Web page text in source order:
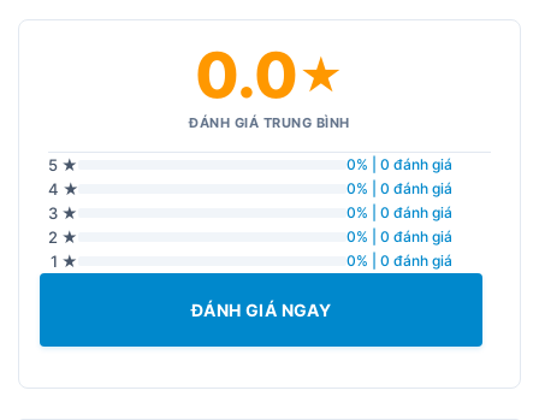
0.0★
ĐÁNH GIÁ TRUNG BÌNH
5 ★ 0% | 0 đánh giá
4 ★ 0% | 0 đánh giá
3 ★ 0% | 0 đánh giá
2 ★ 0% | 0 đánh giá
1 ★ 0% | 0 đánh giá
ĐÁNH GIÁ NGAY